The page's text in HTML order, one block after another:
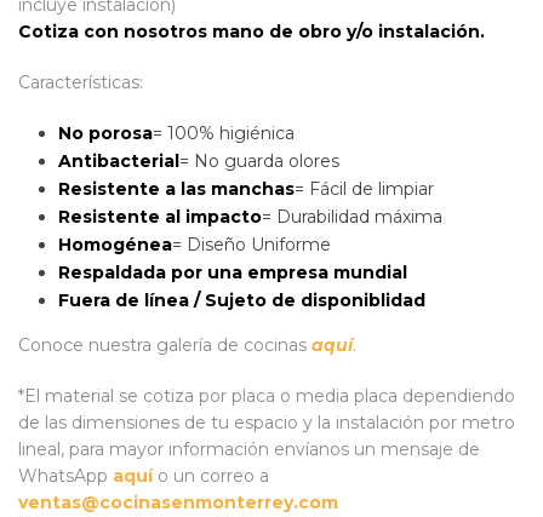
incluye instalación)
Cotiza con nosotros mano de obro y/o instalación.
Características:
No porosa= 100% higiénica
Antibacterial= No guarda olores
Resistente a las manchas= Fácil de limpiar
Resistente al impacto= Durabilidad máxima
Homogénea= Diseño Uniforme
Respaldada por una empresa mundial
Fuera de línea / Sujeto de disponiblidad
Conoce nuestra galería de cocinas aquí.
*El material se cotiza por placa o media placa dependiendo
de las dimensiones de tu espacio y la instalación por metro
lineal, para mayor información envíanos un mensaje de
WhatsApp aquío un correo a
ventas@cocinasenmonterrey.com